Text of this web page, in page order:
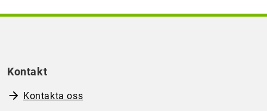
Kontakt
Kontakta oss